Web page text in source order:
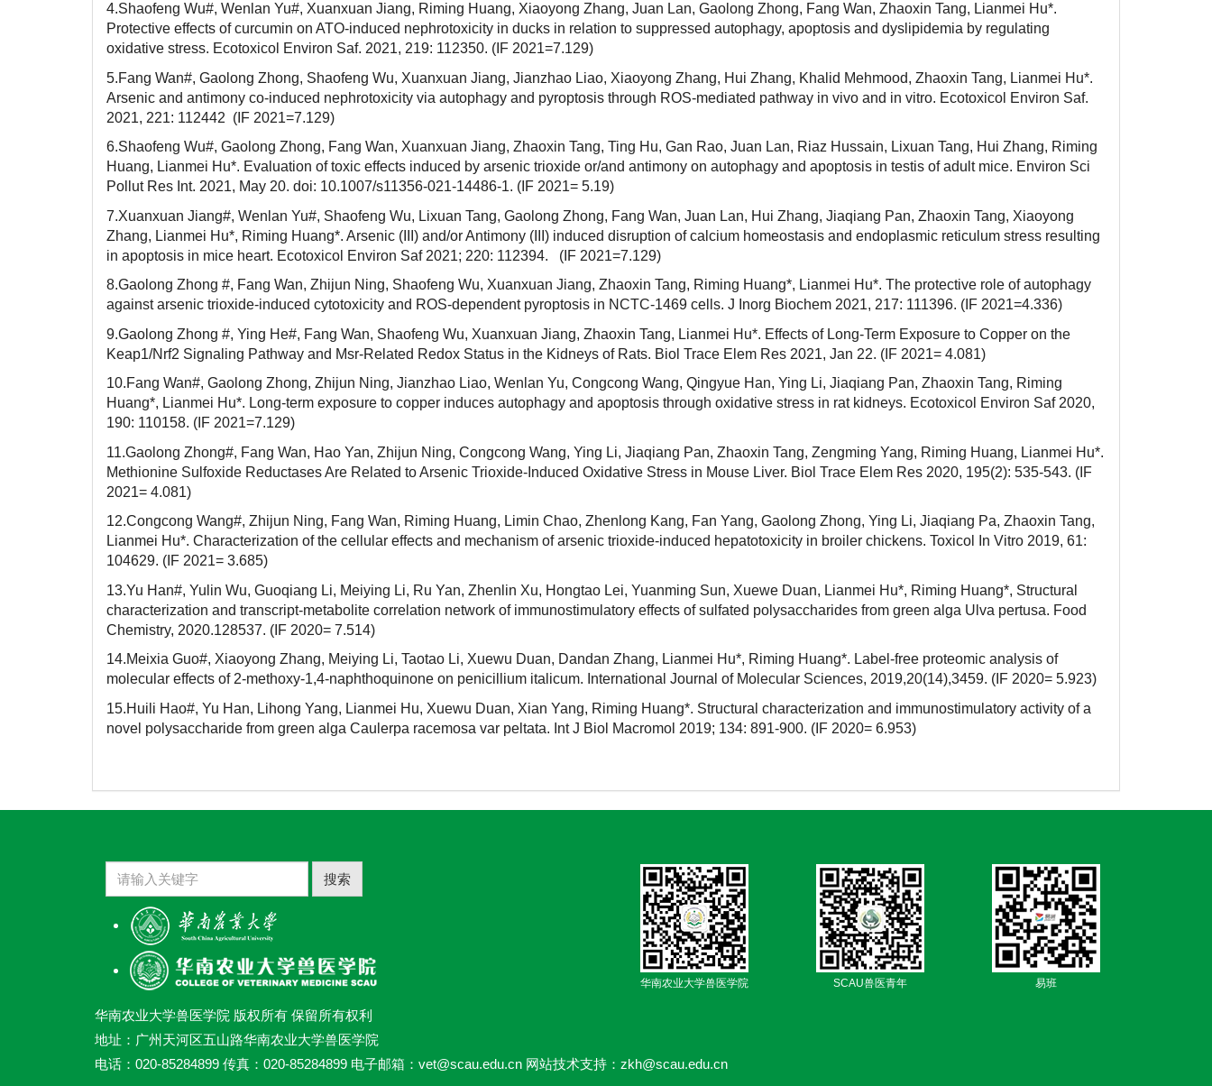
4.Shaofeng Wu#, Wenlan Yu#, Xuanxuan Jiang, Riming Huang, Xiaoyong Zhang, Juan Lan, Gaolong Zhong, Fang Wan, Zhaoxin Tang, Lianmei Hu*.
Protective effects of curcumin on ATO-induced nephrotoxicity in ducks in relation to suppressed autophagy, apoptosis and dyslipidemia by regulating
oxidative stress. Ecotoxicol Environ Saf. 2021, 219: 112350. (IF 2021=7.129)
5.Fang Wan#, Gaolong Zhong, Shaofeng Wu, Xuanxuan Jiang, Jianzhao Liao, Xiaoyong Zhang, Hui Zhang, Khalid Mehmood, Zhaoxin Tang, Lianmei Hu*.
Arsenic and antimony co-induced nephrotoxicity via autophagy and pyroptosis through ROS-mediated pathway in vivo and in vitro. Ecotoxicol Environ Saf.
2021, 221: 112442 (IF 2021=7.129)
6.Shaofeng Wu#, Gaolong Zhong, Fang Wan, Xuanxuan Jiang, Zhaoxin Tang, Ting Hu, Gan Rao, Juan Lan, Riaz Hussain, Lixuan Tang, Hui Zhang, Riming
Huang, Lianmei Hu*. Evaluation of toxic effects induced by arsenic trioxide or/and antimony on autophagy and apoptosis in testis of adult mice. Environ Sci
Pollut Res Int. 2021, May 20. doi: 10.1007/s11356-021-14486-1. (IF 2021= 5.19)
7.Xuanxuan Jiang#, Wenlan Yu#, Shaofeng Wu, Lixuan Tang, Gaolong Zhong, Fang Wan, Juan Lan, Hui Zhang, Jiaqiang Pan, Zhaoxin Tang, Xiaoyong
Zhang, Lianmei Hu*, Riming Huang*. Arsenic (III) and/or Antimony (III) induced disruption of calcium homeostasis and endoplasmic reticulum stress resulting
in apoptosis in mice heart. Ecotoxicol Environ Saf 2021; 220: 112394. (IF 2021=7.129)
8.Gaolong Zhong #, Fang Wan, Zhijun Ning, Shaofeng Wu, Xuanxuan Jiang, Zhaoxin Tang, Riming Huang*, Lianmei Hu*. The protective role of autophagy
against arsenic trioxide-induced cytotoxicity and ROS-dependent pyroptosis in NCTC-1469 cells. J Inorg Biochem 2021, 217: 111396. (IF 2021=4.336)
9.Gaolong Zhong #, Ying He#, Fang Wan, Shaofeng Wu, Xuanxuan Jiang, Zhaoxin Tang, Lianmei Hu*. Effects of Long-Term Exposure to Copper on the
Keap1/Nrf2 Signaling Pathway and Msr-Related Redox Status in the Kidneys of Rats. Biol Trace Elem Res 2021, Jan 22. (IF 2021= 4.081)
10.Fang Wan#, Gaolong Zhong, Zhijun Ning, Jianzhao Liao, Wenlan Yu, Congcong Wang, Qingyue Han, Ying Li, Jiaqiang Pan, Zhaoxin Tang, Riming
Huang*, Lianmei Hu*. Long-term exposure to copper induces autophagy and apoptosis through oxidative stress in rat kidneys. Ecotoxicol Environ Saf 2020,
190: 110158. (IF 2021=7.129)
11.Gaolong Zhong#, Fang Wan, Hao Yan, Zhijun Ning, Congcong Wang, Ying Li, Jiaqiang Pan, Zhaoxin Tang, Zengming Yang, Riming Huang, Lianmei Hu*.
Methionine Sulfoxide Reductases Are Related to Arsenic Trioxide-Induced Oxidative Stress in Mouse Liver. Biol Trace Elem Res 2020, 195(2): 535-543. (IF
2021= 4.081)
12.Congcong Wang#, Zhijun Ning, Fang Wan, Riming Huang, Limin Chao, Zhenlong Kang, Fan Yang, Gaolong Zhong, Ying Li, Jiaqiang Pa, Zhaoxin Tang,
Lianmei Hu*. Characterization of the cellular effects and mechanism of arsenic trioxide-induced hepatotoxicity in broiler chickens. Toxicol In Vitro 2019, 61:
104629. (IF 2021= 3.685)
13.Yu Han#, Yulin Wu, Guoqiang Li, Meiying Li, Ru Yan, Zhenlin Xu, Hongtao Lei, Yuanming Sun, Xuewe Duan, Lianmei Hu*, Riming Huang*, Structural
characterization and transcript-metabolite correlation network of immunostimulatory effects of sulfated polysaccharides from green alga Ulva pertusa. Food
Chemistry, 2020.128537. (IF 2020= 7.514)
14.Meixia Guo#, Xiaoyong Zhang, Meiying Li, Taotao Li, Xuewu Duan, Dandan Zhang, Lianmei Hu*, Riming Huang*. Label-free proteomic analysis of
molecular effects of 2-methoxy-1,4-naphthoquinone on penicillium italicum. International Journal of Molecular Sciences, 2019,20(14),3459. (IF 2020= 5.923)
15.Huili Hao#, Yu Han, Lihong Yang, Lianmei Hu, Xuewu Duan, Xian Yang, Riming Huang*. Structural characterization and immunostimulatory activity of a
novel polysaccharide from green alga Caulerpa racemosa var peltata. Int J Biol Macromol 2019; 134: 891-900. (IF 2020= 6.953)
搜索
华南农业大学兽医学院 SCAU兽医青年 易班
华南农业大学兽医学院 版权所有 保留所有权利
地址：广州天河区五山路华南农业大学兽医学院
电话：020-85284899 传真：020-85284899 电子邮箱：vet@scau.edu.cn 网站技术支持：zkh@scau.edu.cn